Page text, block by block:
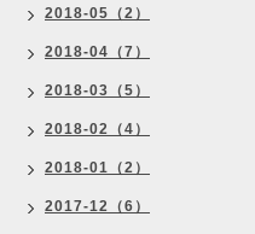
2018-05（2）
2018-04（7）
2018-03（5）
2018-02（4）
2018-01（2）
2017-12（6）